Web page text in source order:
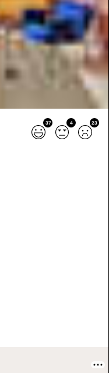
37 4 23